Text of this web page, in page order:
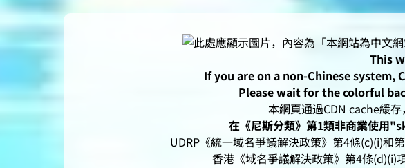
This
If you are on a non-Chinese
Please wait for the colorful
本網頁通過CDN cache緩
在《尼斯分類》第1類非商業使用
UDRP《統一域名爭議解決政策》第4條(c)(i)和
香港《域名爭議解決政策》第4條(d)(i)